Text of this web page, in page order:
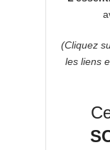
(Cliquez
les liens